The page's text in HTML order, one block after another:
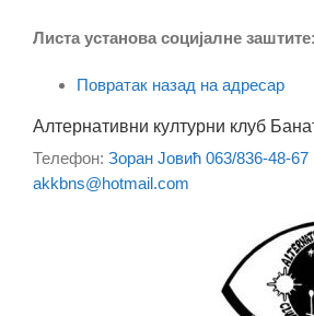
Листа установа социјалне заштите:
Повратак назад на адресар
Алтернативни културни клуб
Телефон: Зоран Јовић 063/836-48-67
akkbns@hotmail.com